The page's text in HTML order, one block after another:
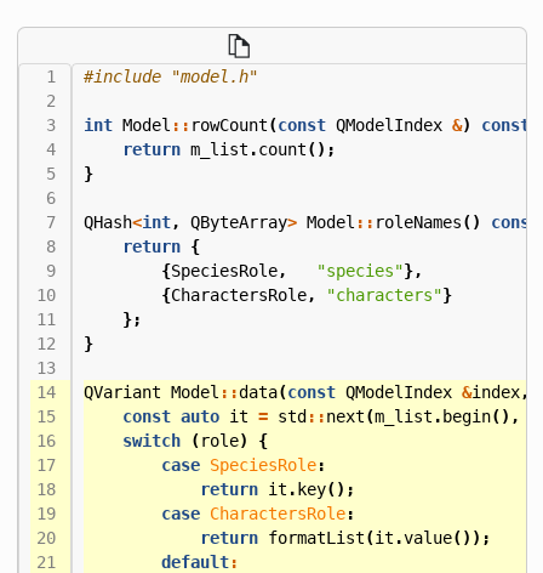
#include "model.h"
int Model :: rowCount(const QModelIndex &) const
return m_list .count();
}
QHash<int, QByteArray> Model :: roleNames()
const
return {
{SpeciesRole, "species"},
{CharactersRole, "characters"}
};
}
QVariant Model ::data(const QModelIndex &index,
const auto it = std ::next(m_list . begin(),
switch
(role)
{
case SpeciesRole:
return it . key();
case CharactersRole:
return formatList(it .value());
default: